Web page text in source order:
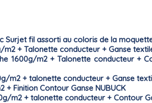
Surjet fil assorti au coloris de la
+ Talonette conducteur + Ganse
1600g/m2 + Talonette conducteur +
m2 + talonette conducteur + Ganse
Finition Contour Ganse NUBUCK
m2 + talonette conducteur + Contour